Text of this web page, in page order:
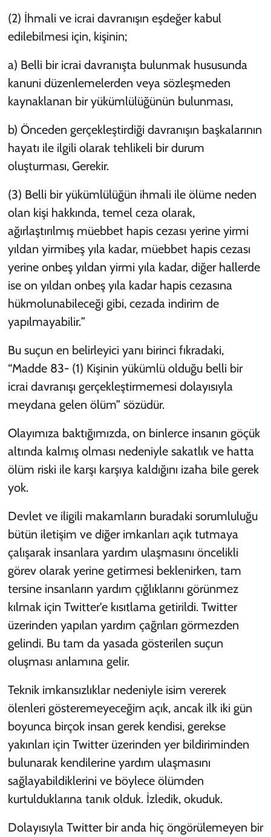
(2) İhmali ve icrai davranışın eşdeğer kabul
edilebilmesi için, kişinin;
a) Belli bir icrai davranışta bulunmak hususunda
kanuni düzenlemelerden veya sözleşmeden
kaynaklanan bir yükümlülüğünün bulunması,
b) Önceden gerçekleştirdiği davranışın başkalarının
hayatı ile ilgili olarak tehlikeli bir durum
oluşturması, Gerekir.
(3) Belli bir yükümlülüğün ihmali ile ölüme neden
olan kişi hakkında, temel ceza olarak,
ağırlaştırılmış müebbet hapis cezası yerine yirmi
yıldan yirmibeş yıla kadar, müebbet hapis cezası
yerine onbeş yıldan yirmi yıla kadar, diğer hallerde
ise on yıldan onbeş yıla kadar hapis cezasına
hükmolunabileceği gibi, cezada indirim de
yapılmayabilir.”
Bu suçun en belirleyici yanı birinci fıkradaki,
“Madde 83- (1) Kişinin yükümlü olduğu belli bir
icrai davranışı gerçekleştirmemesi dolayısıyla
meydana gelen ölüm” sözüdür.
Olayımıza baktığımızda, on binlerce insanın göçük
altında kalmış olması nedeniyle sakatlık ve hatta
ölüm riski ile karşı karşıya kaldığını izaha bile gerek
yok.
Devlet ve iligili makamların buradaki sorumluluğu
bütün iletişim ve diğer imkanları açık tutmaya
çalışarak insanlara yardım ulaşmasını öncelikli
görev olarak yerine getirmesi beklenirken, tam
tersine insanların yardım çığlıklarını görünmez
kılmak için Twitter'e kısıtlama getirildi. Twitter
üzerinden yapılan yardım çağrıları görmezden
gelindi. Bu tam da yasada gösterilen suçun
oluşması anlamına gelir.
Teknik imkansızlıklar nedeniyle isim vererek
ölenleri gösteremeyeceğim açık, ancak ilk iki gün
boyunca birçok insan gerek kendisi, gerekse
yakınları için Twitter üzerinden yer bildiriminden
bulunarak kendilerine yardım ulaşmasını
sağlayabildiklerini ve böylece ölümden
kurtulduklarına tanık olduk. İzledik, okuduk.
Dolayısıyla Twitter bir anda hiç öngörülemeyen bir